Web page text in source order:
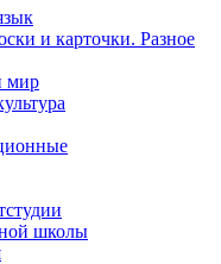
и карточки. Разное
мир
школы